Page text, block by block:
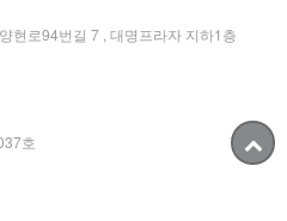
현로94번길 7 , 대명프라자 지하1층
호